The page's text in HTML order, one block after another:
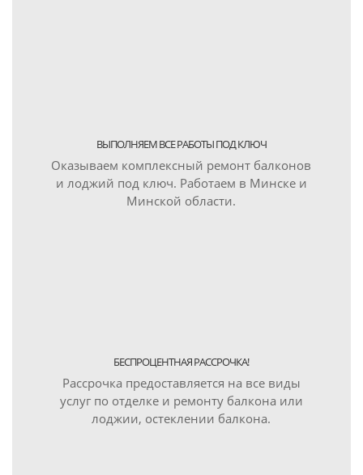
ВЫПОЛНЯЕМ ВСЕ РАБОТЫ ПОД КЛЮЧ
Оказываем комплексный ремонт балконов
и лоджий под ключ. Работаем в Минске и
Минской области.
БЕСПРОЦЕНТНАЯ РАССРОЧКА!
Рассрочка предоставляется на все виды
услуг по отделке и ремонту балкона или
лоджии, остеклении балкона.